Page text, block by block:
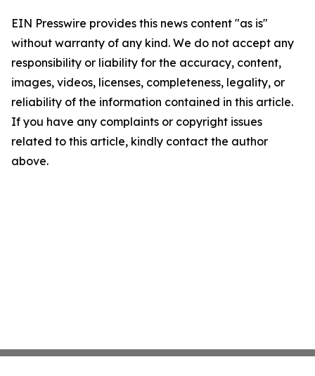
EIN Presswire provides this news content "as is"
without warranty of any kind. We do not accept any
responsibility or liability for the accuracy, content,
images, videos, licenses, completeness, legality, or
reliability of the information contained in this article.
If you have any complaints or copyright issues
related to this article, kindly contact the author
above.